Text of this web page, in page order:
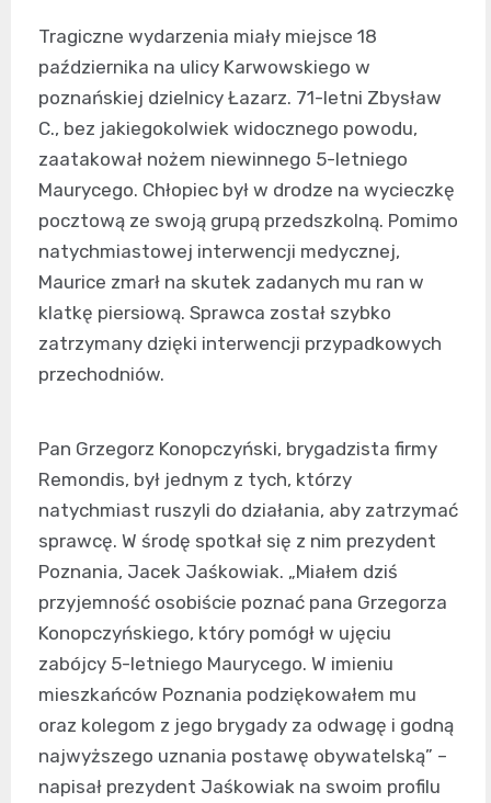
Tragiczne wydarzenia miały miejsce 18
października na ulicy Karwowskiego w
poznańskiej dzielnicy Łazarz. 71-letni Zbysław
C., bez jakiegokolwiek widocznego powodu,
zaatakował nożem niewinnego 5-letniego
Maurycego. Chłopiec był w drodze na wycieczkę
pocztową ze swoją grupą przedszkolną. Pomimo
natychmiastowej interwencji medycznej,
Maurice zmarł na skutek zadanych mu ran w
klatkę piersiową. Sprawca został szybko
zatrzymany dzięki interwencji przypadkowych
przechodniów.
Pan Grzegorz Konopczyński, brygadzista firmy
Remondis, był jednym z tych, którzy
natychmiast ruszyli do działania, aby zatrzymać
sprawcę. W środę spotkał się z nim prezydent
Poznania, Jacek Jaśkowiak. „Miałem dziś
przyjemność osobiście poznać pana Grzegorza
Konopczyńskiego, który pomógł w ujęciu
zabójcy 5-letniego Maurycego. W imieniu
mieszkańców Poznania podziękowałem mu
oraz kolegom z jego brygady za odwagę i godną
najwyższego uznania postawę obywatelską” –
napisał prezydent Jaśkowiak na swoim profilu